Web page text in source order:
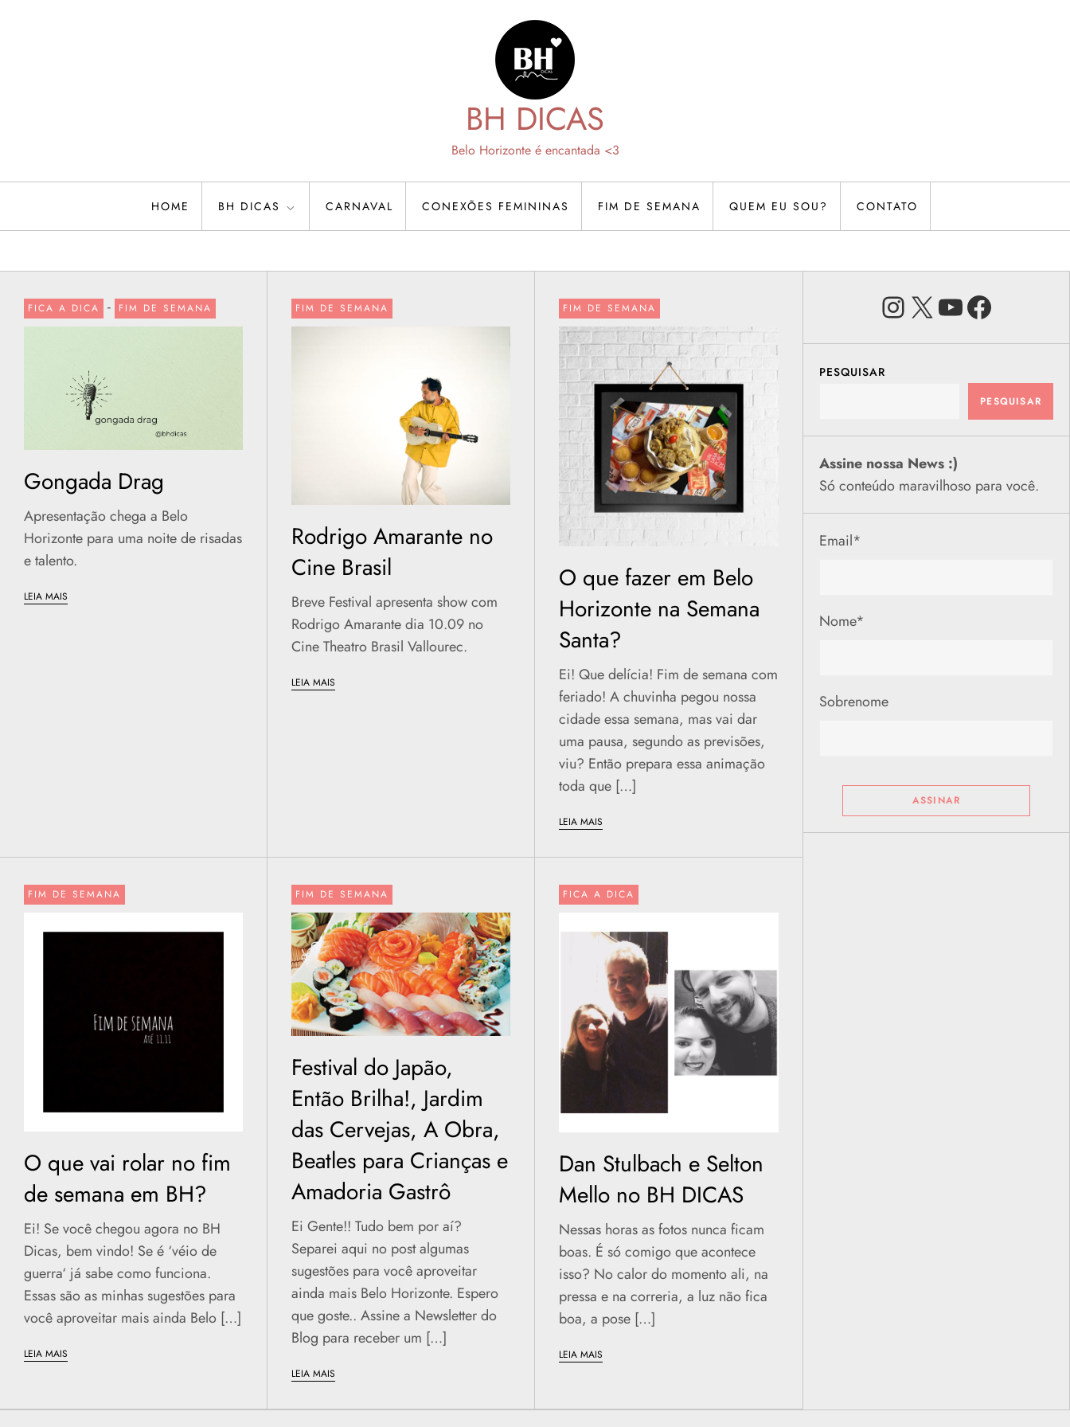
BH DICAS
Belo Horizonte é encantada <3
HOME BH DICAS CARNAVAL CONEXÕES FEMININAS FIM DE SEMANA QUEM EU SOU? CONTATO
FICA A DICA - FIM DE SEMANA
Gongada Drag
Apresentação chega a Belo
Horizonte para uma noite de risadas
e talento.
LEIA MAIS
FIM DE SEMANA
Rodrigo Amarante no
Cine Brasil
Breve Festival apresenta show com
Rodrigo Amarante dia 10.09 no
Cine Theatro Brasil Vallourec.
LEIA MAIS
FIM DE SEMANA
O que fazer em Belo
Horizonte na Semana
Santa?
Ei! Que delícia! Fim de semana com
feriado! A chuvinha pegou nossa
cidade essa semana, mas vai dar
uma pausa, segundo as previsões,
viu? Então prepara essa animação
toda que […]
LEIA MAIS
FIM DE SEMANA
O que vai rolar no fim
de semana em BH?
Ei! Se você chegou agora no BH
Dicas, bem vindo! Se é ‘véio de
guerra‘ já sabe como funciona.
Essas são as minhas sugestões para
você aproveitar mais ainda Belo […]
LEIA MAIS
FIM DE SEMANA
Festival do Japão,
Então Brilha!, Jardim
das Cervejas, A Obra,
Beatles para Crianças e
Amadoria Gastrô
Ei Gente!! Tudo bem por aí?
Separei aqui no post algumas
sugestões para você aproveitar
ainda mais Belo Horizonte. Espero
que goste.. Assine a Newsletter do
Blog para receber um […]
LEIA MAIS
FICA A DICA
Dan Stulbach e Selton
Mello no BH DICAS
Nessas horas as fotos nunca ficam
boas. É só comigo que acontece
isso? No calor do momento ali, na
pressa e na correria, a luz não fica
boa, a pose […]
LEIA MAIS
Instagram
X Youtube
PESQUISAR
PESQUISAR
Assine nossa News :)
Só conteúdo maravilhoso para você.
Email*
Nome*
Sobrenome